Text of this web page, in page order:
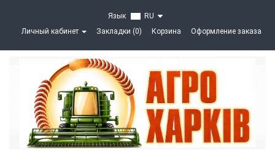
Язык
RU
Личный кабинет
Закладки (0) Корзина Оформление заказа